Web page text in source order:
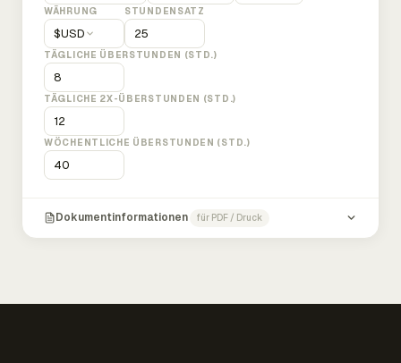
WÄHRUNG
$USD
STUNDENSATZ
TÄGLICHE ÜBERSTUNDEN (STD.)
TÄGLICHE 2X-ÜBERSTUNDEN (STD.)
WÖCHENTLICHE ÜBERSTUNDEN (STD.)
Dokumentinformationen für PDF / Druck